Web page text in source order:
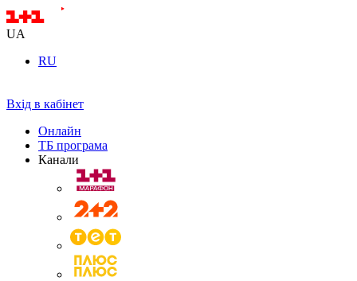
UA
RU
Вхід в кабінет
Онлайн
ТБ програма
Канали